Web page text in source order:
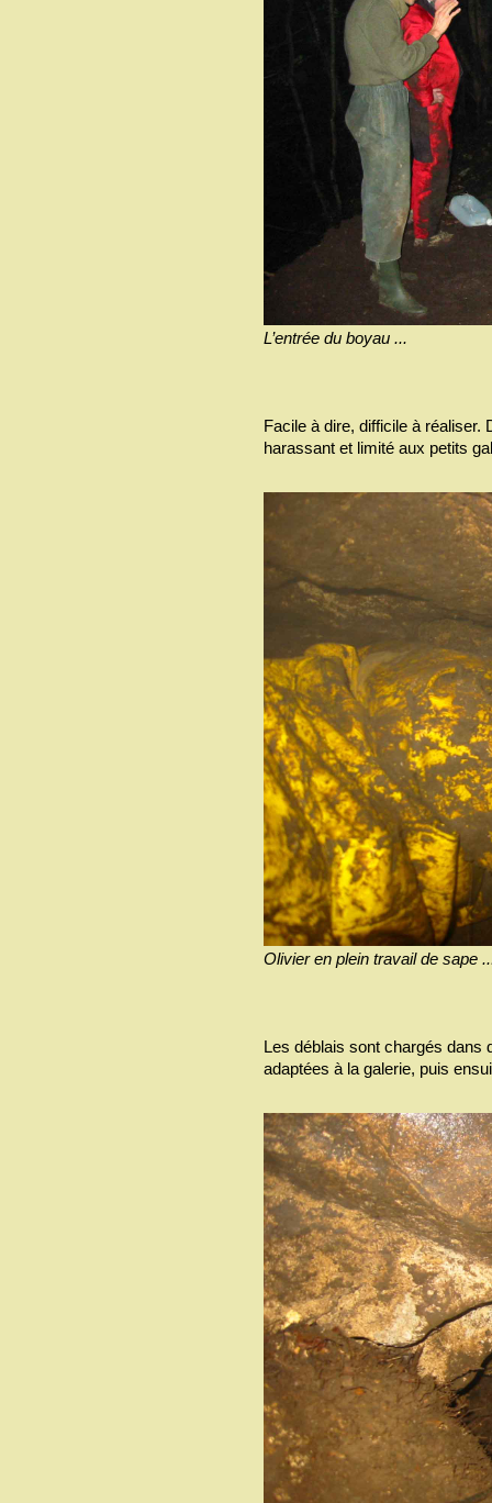
L’entrée du boyau ...
Facile à dire, difficile à réaliser.
harassant et limité aux petits
Olivier en plein travail de sape
Les déblais sont chargés dans
adaptées à la galerie, puis